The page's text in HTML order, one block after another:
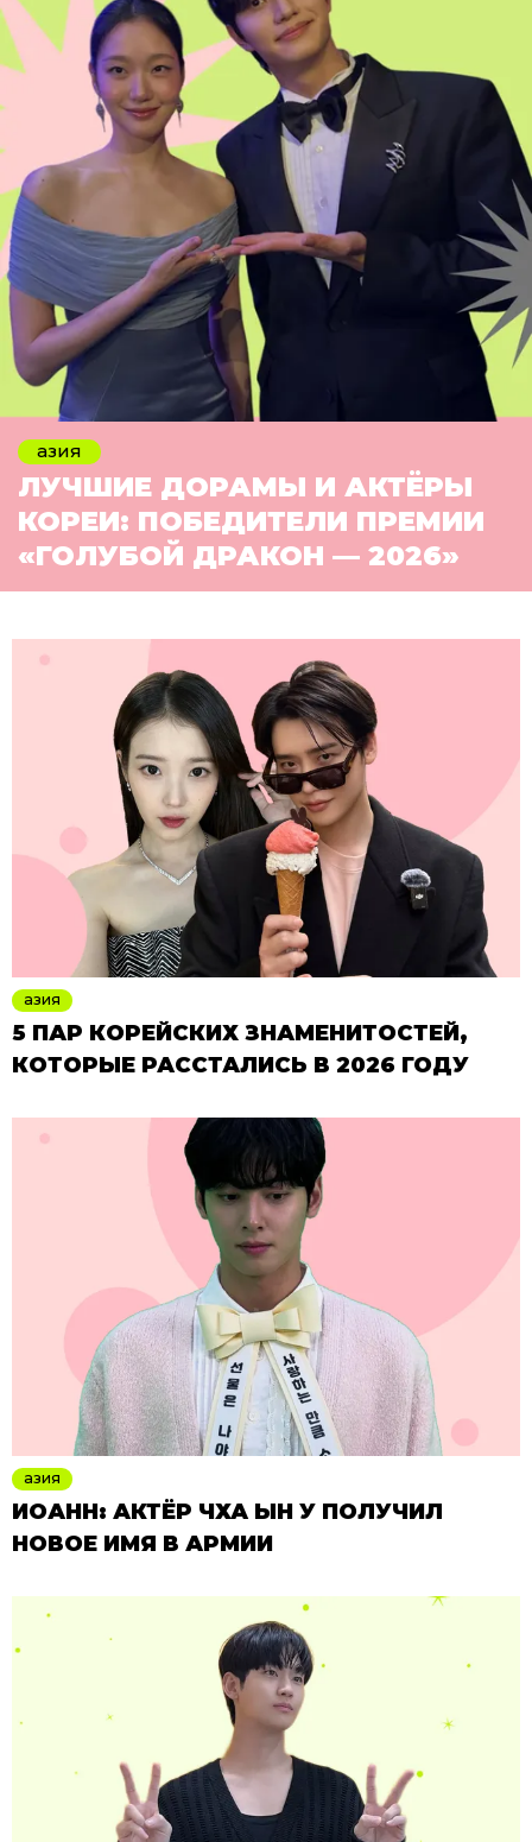
азия
ЛУЧШИЕ ДОРАМЫ И АКТЁРЫ
КОРЕИ: ПОБЕДИТЕЛИ ПРЕМИИ
«ГОЛУБОЙ ДРАКОН — 2026»
азия
5 ПАР КОРЕЙСКИХ ЗНАМЕНИТОСТЕЙ,
КОТОРЫЕ РАССТАЛИСЬ В 2026 ГОДУ
азия
ИОАНН: АКТЁР ЧХА ЫН У ПОЛУЧИЛ
НОВОЕ ИМЯ В АРМИИ